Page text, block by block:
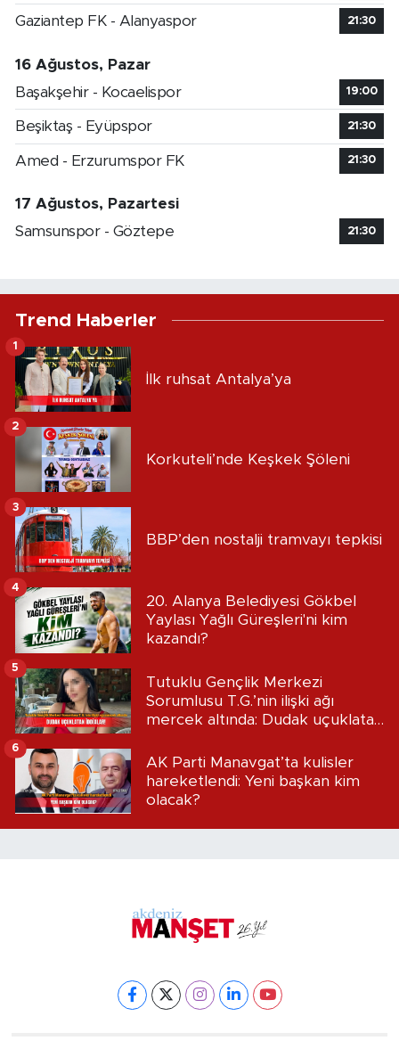
Gaziantep FK - Alanyaspor 21:30
16 Ağustos, Pazar
Başakşehir - Kocaelispor
19:00
Beşiktaş - Eyüpspor 21:30
Amed - Erzurumspor FK 21:30
17 Ağustos, Pazartesi
Samsunspor - Göztepe
21:30
Trend Haberler
İlk ruhsat Antalya’ya
1
Korkuteli’nde Keşkek Şöleni
2
BBP’den nostalji tramvayı tepkisi
3
20. Alanya Belediyesi Gökbel
Yaylası Yağlı Güreşleri'ni kim
kazandı?
4
Tutuklu Gençlik Merkezi
Sorumlusu T.G.’nin ilişki ağı
mercek altında: Dudak uçuklatan
5
AK Parti Manavgat’ta kulisler
hareketlendi: Yeni başkan kim
olacak?
6